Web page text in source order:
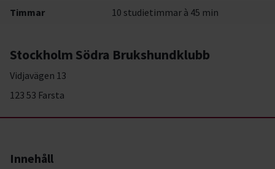
Timmar 10 studietimmar à 45 min
Stockholm Södra Brukshundklubb
Vidjavägen 13
123 53 Farsta
Innehåll